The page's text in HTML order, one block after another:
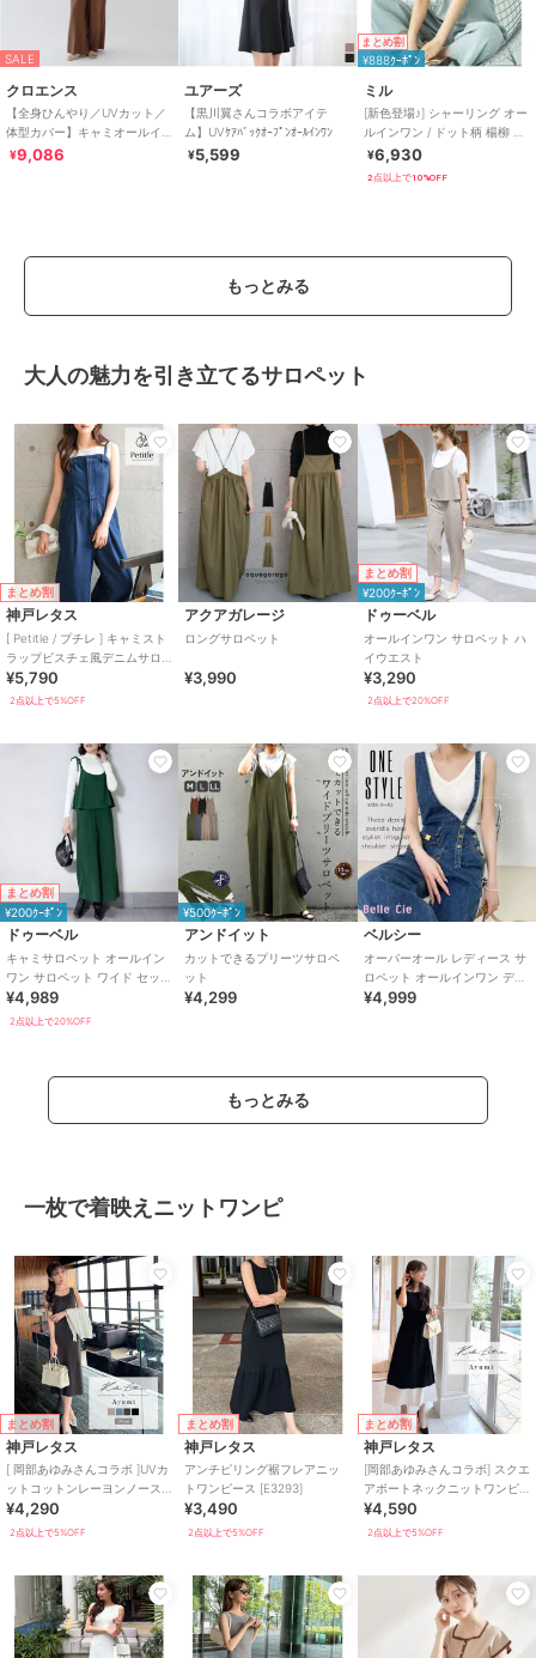
SALE
クロエンス
【全身ひんやり／UVカット／
体型カバー】キャミオールイ
ンワン
¥9,086
ユアーズ
【黒川翼さんコラボアイテ
ム】UVｹｱﾊﾞｯｸｵｰﾌﾟﾝｵｰﾙｲﾝﾜﾝ
¥5,599
まとめ割
¥888ｸｰﾎﾟﾝ
ミル
[新色登場♪] シャーリング オー
ルインワン / ドット柄 楊柳 ギ
ンガム 【mil(ミル)】
¥6,930
2点以上で10%OFF
もっとみる
大人の魅力を引き立てるサロペット
まとめ割
神戸レタス
[ Petitle / プチレ ] キャミスト
ラップビスチェ風デニムサロ
ペット [E3508]
¥5,790
2点以上で5%OFF
アクアガレージ
ロングサロペット
¥3,990
まとめ割
¥200ｸｰﾎﾟﾝ
ドゥーベル
オールインワン サロペット ハ
イウエスト
¥3,290
2点以上で20%OFF
まとめ割
¥200ｸｰﾎﾟﾝ
ドゥーベル
キャミサロペット オールイン
ワン サロペット ワイド セット
アップ風
¥4,989
2点以上で20%OFF
¥500ｸｰﾎﾟﾝ
アンドイット
カットできるプリーツサロペ
ット
¥4,299
ベルシー
オーバーオール レディース サ
ロペット オールインワン デニ
ムサロペット アシメショルダ
¥4,999
もっとみる
一枚で着映えニットワンピ
まとめ割
神戸レタス
[ 岡部あゆみさんコラボ ]UVカ
ットコットンレーヨンノース
リーブニットワンピース
[E3232]
¥4,290
2点以上で5%OFF
まとめ割
神戸レタス
アンチピリング裾フレアニッ
トワンピース [E3293]
¥3,490
2点以上で5%OFF
まとめ割
神戸レタス
[岡部あゆみさんコラボ] スクエ
アボートネックニットワンピ
ース(選べるタイプとサイズ)
[E3348]
¥4,590
2点以上で5%OFF